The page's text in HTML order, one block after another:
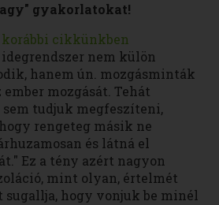
gyakorlatokat!
korábbi cikkünkben
nem külön
hanem ún. mozgásminták
mozgását. Tehát
tudjuk megfeszíteni,
rengeteg másik ne
és látná el
Ez a tény azért nagyon
mint olyan, értelmét
sugallja, hogy vonjuk be minél